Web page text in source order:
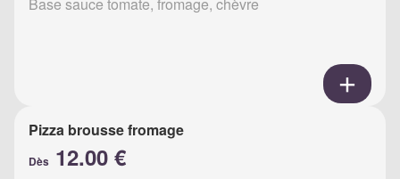
Base sauce tomate, fromage, chèvre
Pizza brousse fromage
Dès 12.00 €